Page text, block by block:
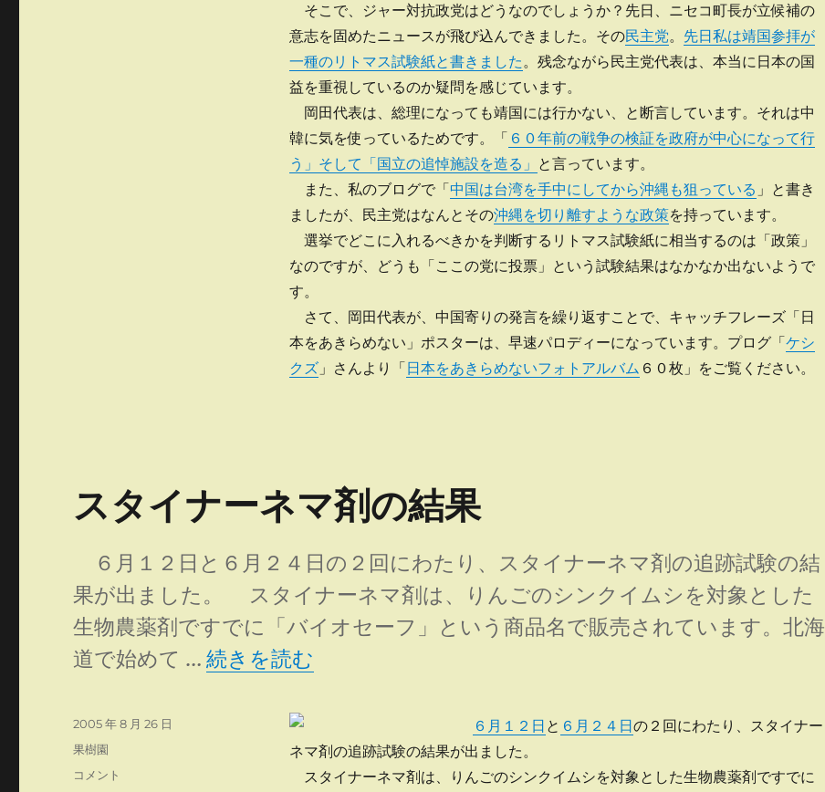
そこで、ジャー対抗政党はどうなのでしょうか？先日、ニセコ町長が立候補の
意志を固めたニュースが飛び込んできました。その民主党。 先日私は靖国参拝が
一種のリトマス試験紙と書きました。残念ながら民主党代表は、本当に日本の国
益を重視しているのか疑問を感じています。
岡田代表は、総理になっても靖国には行かない、と断言しています。それは中
韓に気を使っているためです。「 ６０年前の戦争の検証を政府が中心になって行
う」そして「国立の追悼施設を造る」 と言っています。
また、私のブログで「中国は台湾を手中にしてから沖縄も狙っている 」と書き
ましたが、民主党はなんとその沖縄を切り離すような政策を持っています。
選挙でどこに入れるべきかを判断するリトマス試験紙に相当するのは「政策」
なのですが、どうも「ここの党に投票」という試験結果はなかなか出ないようで
す。
さて、岡田代表が、中国寄りの発言を繰り返すことで、キャッチフレーズ「日
本をあきらめない」ポスターは、早速パロディーになっています。プログ「ケシ
クズ」さんより「日本をあきらめないフォトアルバム ６０枚」をご覧ください。
スタイナーネマ剤の結果
６月１２日と６月２４日の２回にわたり、スタイナーネマ剤の追跡試験の結
果が出ました。 スタイナーネマ剤は、りんごのシンクイムシを対象とした
生物農薬剤ですでに「バイオセーフ」という商品名で販売されています。北海
道で始めて …“スタイナーネマ剤の結果” の
続きを読む
６月１２日 と ６月２４日の２回にわたり、スタイナー
ネマ剤の追跡試験の結果が出ました。
スタイナーネマ剤は、りんごのシンクイムシを対象とした生物農薬剤ですでに
投
稿
2005 年 8 月 26 日
カ
果樹園
ス
コメント